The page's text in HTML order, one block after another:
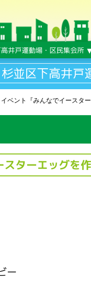
杉並区下高井戸
ベント『みんなでイースタ
ターエッグを
ー
井戸運動場・区民集会所